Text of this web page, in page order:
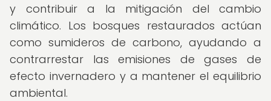
y contribuir a la mitigación del cambio
climático. Los bosques restaurados actúan
como sumideros de carbono, ayudando a
contrarrestar las emisiones de gases de
efecto invernadero y a mantener el equilibrio
ambiental.